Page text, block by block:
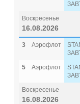
Воскресенье
16.08.2026
3 Аэрофлот
5
Аэрофлот
Воскресенье
16.08.2026